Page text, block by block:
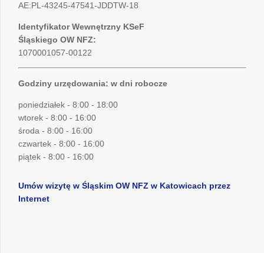
AE:PL-43245-47541-JDDTW-18
Identyfikator Wewnętrzny KSeF
Śląskiego OW NFZ:
1070001057-00122
Godziny urzędowania: w dni robocze
poniedziałek - 8:00 - 18:00
wtorek - 8:00 - 16:00
środa - 8:00 - 16:00
czwartek - 8:00 - 16:00
piątek - 8:00 - 16:00
Umów wizytę w Śląskim OW NFZ w Katowicach przez
Internet